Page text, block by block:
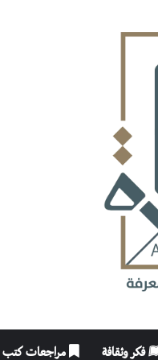
فكر وثقافة مراجعات كتب